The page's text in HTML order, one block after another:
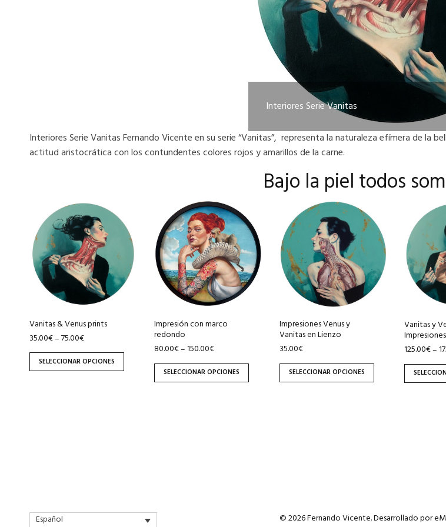
Interiores Serie Vanitas
Interiores Serie Vanitas Fernando Vicente en su serie “Vanitas”, representa la naturaleza efímera de la
actitud aristocrática con los contundentes colores rojos y amarillos de la carne.
Bajo la piel todos
Vanitas & Venus prints
35.00€–75.00€
SELECCIONAR OPCIONES
producto
tiene
múltiples
variantes.
Las
opciones
pueden
elegir
en
la
Impresión con marco
redondo
80.00€–150.00€
SELECCIONAR OPCIONES
producto
tiene
múltiples
variantes.
Las
opciones
pueden
elegir
en
la
página
Impresiones Venus y
Vanitas en Lienzo
35.00€
SELECCIONAR OPCIONES
producto
tiene
múltiples
variantes.
Las
opciones
pueden
elegir
en
la
página
Vanitas y
125.00€–
producto
tiene
múltiples
variantes.
Las
opciones
pueden
elegir
en
la
página
Español © 2026 Fernando Vicente. Desarrollado por